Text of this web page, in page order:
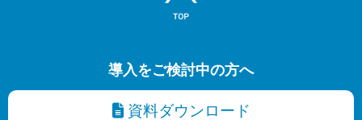
導入をご検討中の方へ
資料ダウンロード